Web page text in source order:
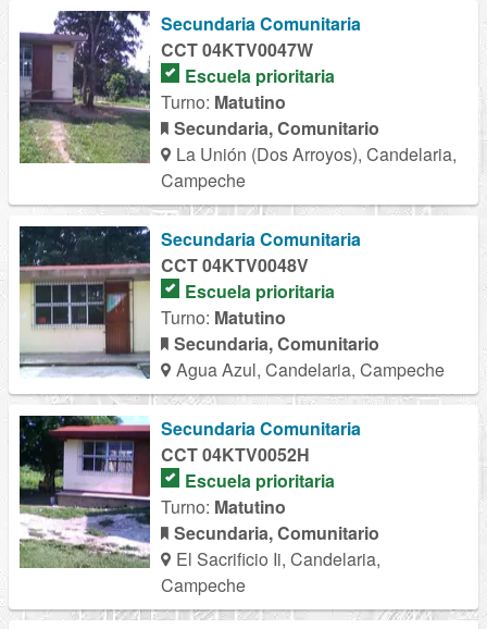
Secundaria Comunitaria
CCT 04KTV0047W
Escuela prioritaria
Turno: Matutino
Secundaria, Comunitario
La Unión (Dos Arroyos), Candelaria,
Campeche
Secundaria Comunitaria
CCT 04KTV0048V
Escuela prioritaria
Turno: Matutino
Secundaria, Comunitario
Agua Azul, Candelaria, Campeche
Secundaria Comunitaria
CCT 04KTV0052H
Escuela prioritaria
Turno: Matutino
Secundaria, Comunitario
El Sacrificio Ii, Candelaria,
Campeche